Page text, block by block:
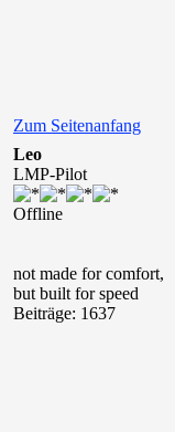
Zum Seitenanfang
Leo
LMP-Pilot
Offline
not made for comfort,
but built for speed
Beiträge: 1637